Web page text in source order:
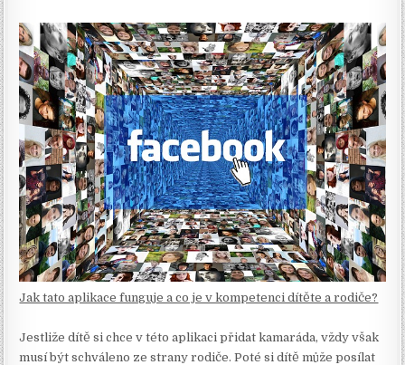
Jak tato aplikace funguje a co je v kompetenci dítěte a rodiče?
Jestliže dítě si chce v této aplikaci přidat kamaráda, vždy však
musí být schváleno ze strany rodiče. Poté si dítě může posílat